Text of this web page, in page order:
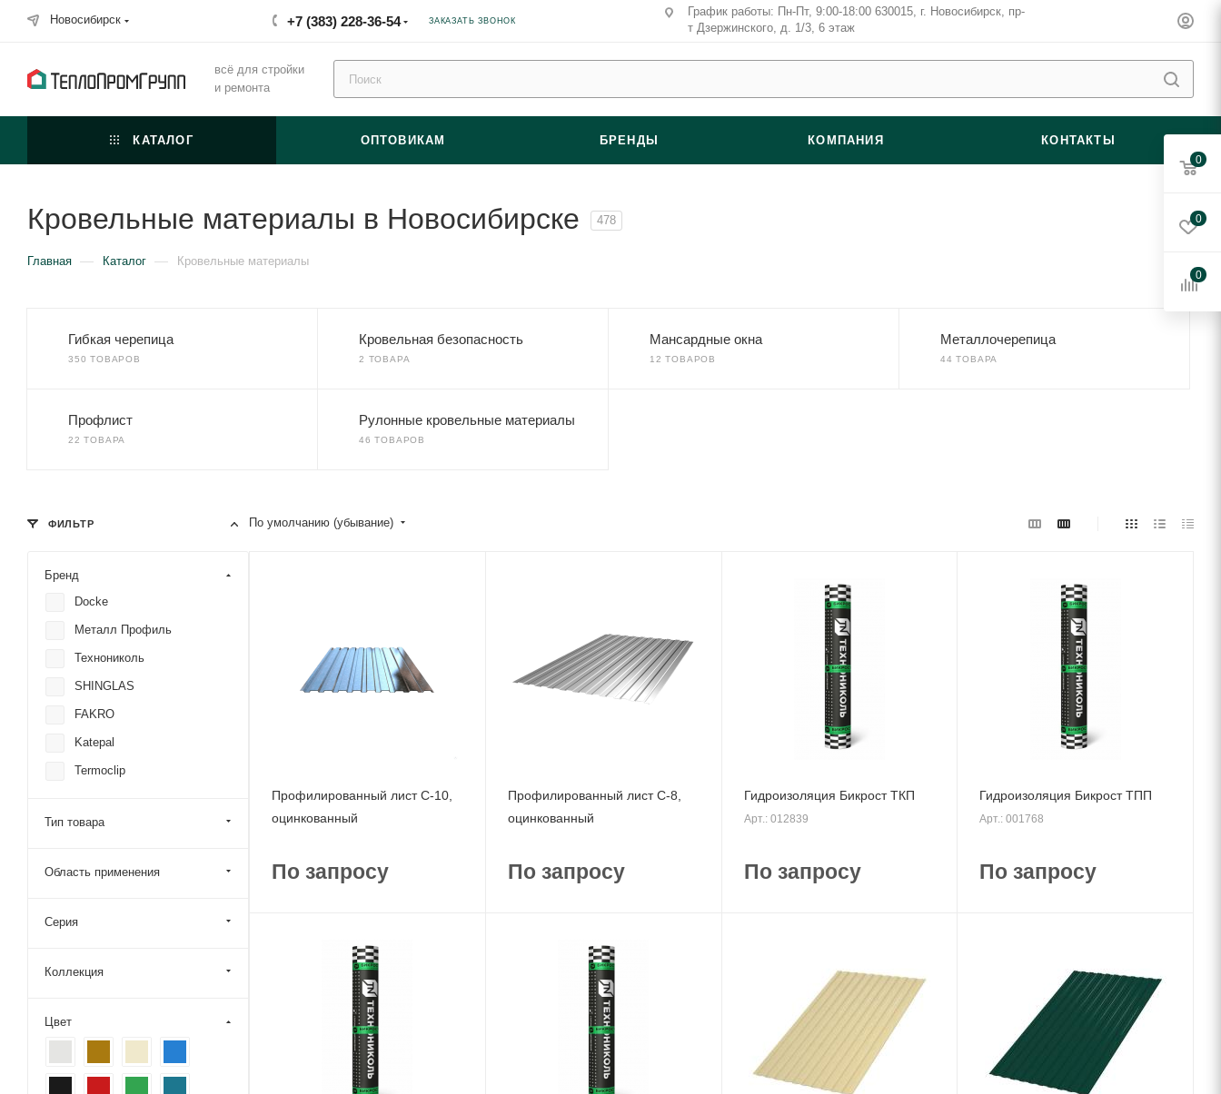
Новосибирск +7 (383) 228-36-54 ЗАКАЗАТЬ ЗВОНОК
График работы: Пн-Пт, 9:00-18:00 630015, г. Новосибирск, пр-
т Дзержинского, д. 1/3, 6 этаж
всё для стройки
и ремонта
КАТАЛОГ ОПТОВИКАМ БРЕНДЫ КОМПАНИЯ КОНТАКТЫ
Кровельные материалы в Новосибирске 478
Главная — Каталог — Кровельные материалы
Гибкая черепица
350 ТОВАРОВ
Кровельная безопасность
2 ТОВАРА
Мансардные окна
12 ТОВАРОВ
Металлочерепица
44 ТОВАРА
Профлист
22 ТОВАРА
Рулонные кровельные материалы
46 ТОВАРОВ
По умолчанию (убывание)
Профилированный лист С-10,
оцинкованный
По запросу
Профилированный лист С-8,
оцинкованный
По запросу
Гидроизоляция Бикрост ТКП
Арт.: 012839
По запросу
Гидроизоляция Бикрост ТПП
Арт.: 001768
По запросу
ФИЛЬТР
Бренд
Docke
Металл Профиль
Технониколь
SHINGLAS
FAKRO
Katepal
Termoclip
Тип товара
Область применения
Серия
Коллекция
Цвет
0
0
0